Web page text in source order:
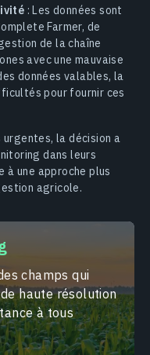
: Les données sont
Farmer, de
de la chaîne
avec une mauvaise
données valables, la
pour fournir ces
la décision a
dans leurs
une approche plus
agricole.
champs qui
haute résolution
à tous